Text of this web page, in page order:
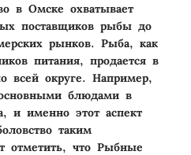
в Омске охватывает
поставщиков рыбы до
рынков. Рыба, как
питания, продается в
всей округе. Например,
блюдами в
и именно этот аспект
таким
отметить, что Рыбные